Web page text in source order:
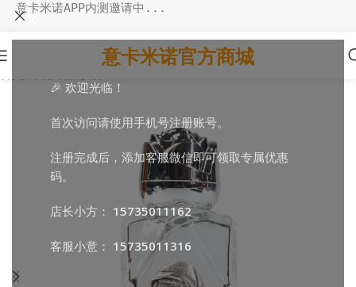
🎉 欢迎光临！
首次访问请使用手机号注册账号。
注册完成后，添加客服微信即可领取专属优惠
码。
店长小方： 15735011162
客服小意： 15735011316
意卡米诺APP内测邀请中...
意卡米诺官方商城